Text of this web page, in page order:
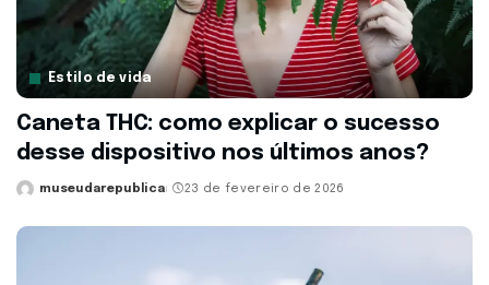
Estilo de vida
Caneta THC: como explicar o sucesso
desse dispositivo nos últimos anos?
Posted
museudarepublica 23 de fevereiro de 2026